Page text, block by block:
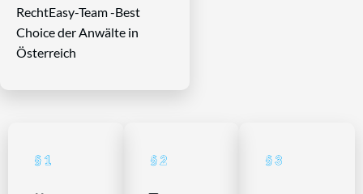
RechtEasy-Team -Best
Choice der Anwälte in
Österreich